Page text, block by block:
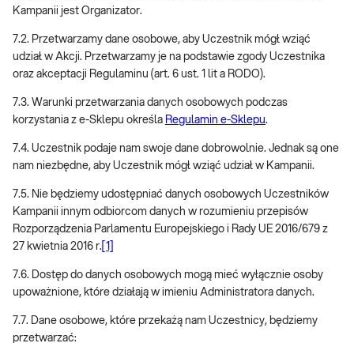
Kampanii jest Organizator.
7.2. Przetwarzamy dane osobowe, aby Uczestnik mógł wziąć
udział w Akcji. Przetwarzamy je na podstawie zgody Uczestnika
oraz akceptacji Regulaminu (art. 6 ust. 1 lit a RODO).
7.3. Warunki przetwarzania danych osobowych podczas
korzystania z e-Sklepu określa Regulamin e-Sklepu.
7.4. Uczestnik podaje nam swoje dane dobrowolnie. Jednak są one
nam niezbędne, aby Uczestnik mógł wziąć udział w Kampanii.
7.5. Nie będziemy udostępniać danych osobowych Uczestników
Kampanii innym odbiorcom danych w rozumieniu przepisów
Rozporządzenia Parlamentu Europejskiego i Rady UE 2016/679 z
27 kwietnia 2016 r. [1]
7.6. Dostęp do danych osobowych mogą mieć wyłącznie osoby
upoważnione, które działają w imieniu Administratora danych.
7.7. Dane osobowe, które przekażą nam Uczestnicy, będziemy
przetwarzać: